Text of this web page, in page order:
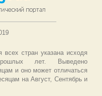
стран указана исходя
лет. Выведено
и оно может отличаться
на Август, Сентябрь и